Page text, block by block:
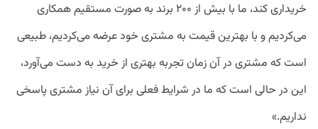
خریداری کند، ما با بیش از ۲۰۰ برند به صورت مستقیم همکاری
می‌کردیم و با بهترین قیمت به مشتری خود عرضه می‌کردیم، طبیعی
است که مشتری در آن زمان تجربه بهتری از خرید به دست می‌آورد،
این در حالی است که ما در شرایط فعلی برای آن نیاز مشتری پاسخی
نداریم.»